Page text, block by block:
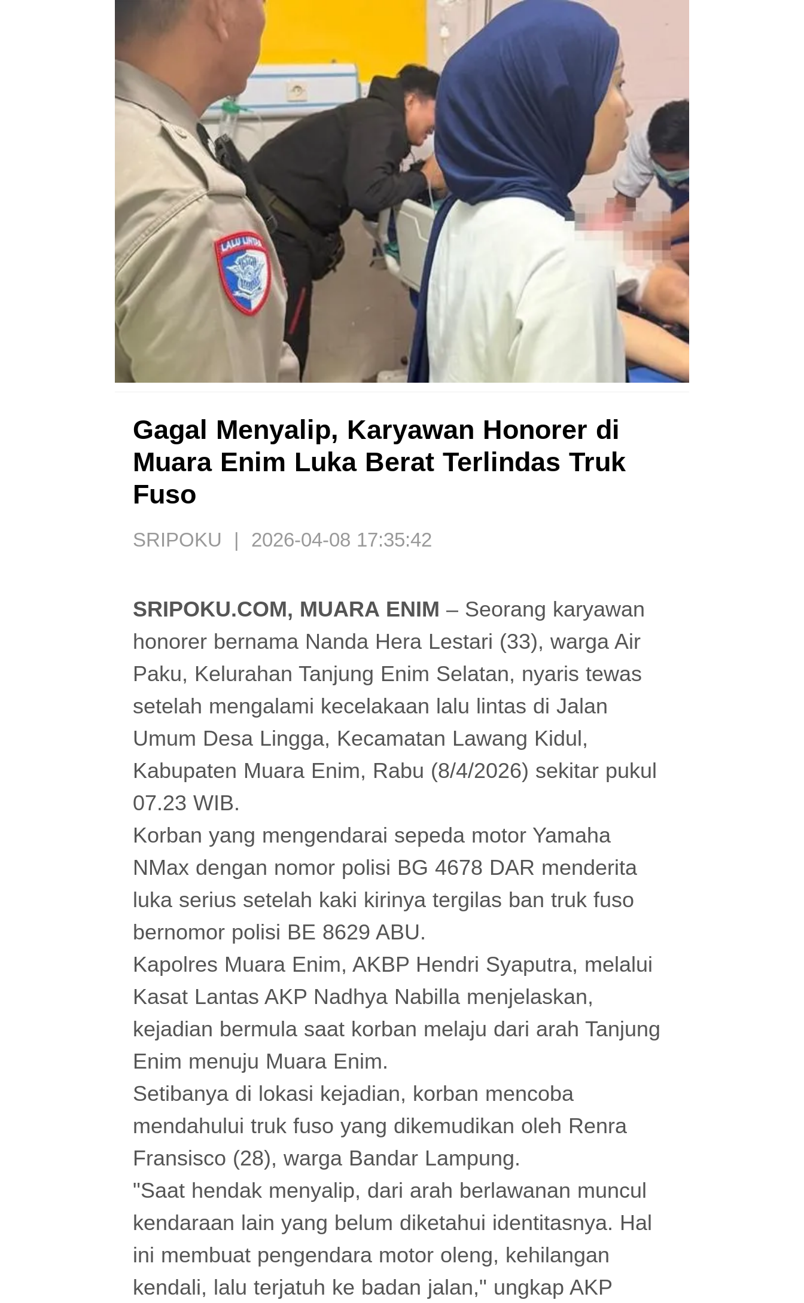
Gagal Menyalip, Karyawan Honorer di
Muara Enim Luka Berat Terlindas Truk
Fuso
SRIPOKU | 2026-04-08 17:35:42
SRIPOKU.COM, MUARA ENIM – Seorang karyawan
honorer bernama Nanda Hera Lestari (33), warga Air
Paku, Kelurahan Tanjung Enim Selatan, nyaris tewas
setelah mengalami kecelakaan lalu lintas di Jalan
Umum Desa Lingga, Kecamatan Lawang Kidul,
Kabupaten Muara Enim, Rabu (8/4/2026) sekitar pukul
07.23 WIB.
Korban yang mengendarai sepeda motor Yamaha
NMax dengan nomor polisi BG 4678 DAR menderita
luka serius setelah kaki kirinya tergilas ban truk fuso
bernomor polisi BE 8629 ABU.
Kapolres Muara Enim, AKBP Hendri Syaputra, melalui
Kasat Lantas AKP Nadhya Nabilla menjelaskan,
kejadian bermula saat korban melaju dari arah Tanjung
Enim menuju Muara Enim.
Setibanya di lokasi kejadian, korban mencoba
mendahului truk fuso yang dikemudikan oleh Renra
Fransisco (28), warga Bandar Lampung.
"Saat hendak menyalip, dari arah berlawanan muncul
kendaraan lain yang belum diketahui identitasnya. Hal
ini membuat pengendara motor oleng, kehilangan
kendali, lalu terjatuh ke badan jalan," ungkap AKP